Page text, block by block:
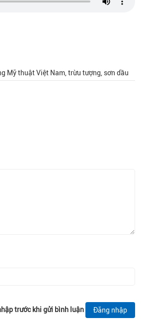
Mỹ thuật Việt Nam, trừu tượng, sơn dầu
trước khi gửi bình luận Đăng nhập